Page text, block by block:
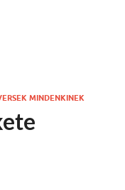
MINDENKINEK